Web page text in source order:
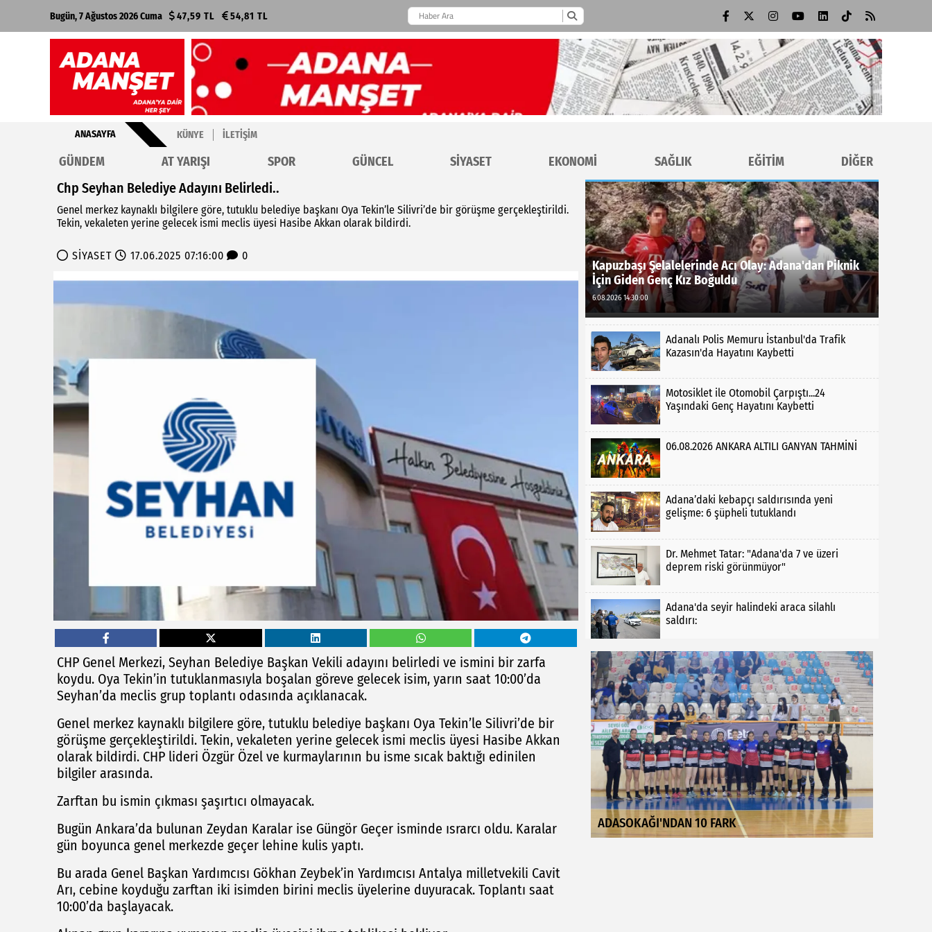
Bugün, 7 Ağustos 2026 Cuma 47,59 TL 54,81 TL
ANASAYFA KÜNYE İLETIŞIM
GÜNDEM AT YARIŞI SPOR GÜNCEL SİYASET EKONOMİ SAĞLIK EĞİTİM DİĞER
Chp Seyhan Belediye Adayını Belirledi..
Genel merkez kaynaklı bilgilere göre, tutuklu belediye başkanı Oya Tekin’le Silivri’de bir görüşme gerçekleştirildi.
Tekin, vekaleten yerine gelecek ismi meclis üyesi Hasibe Akkan olarak bildirdi.
SİYASET 17.06.2025 07:16:00 0
CHP Genel Merkezi, Seyhan Belediye Başkan Vekili adayını belirledi ve ismini bir zarfa
koydu. Oya Tekin’in tutuklanmasıyla boşalan göreve gelecek isim, yarın saat 10:00’da
Seyhan’da meclis grup toplantı odasında açıklanacak.
Genel merkez kaynaklı bilgilere göre, tutuklu belediye başkanı Oya Tekin’le Silivri’de bir
görüşme gerçekleştirildi. Tekin, vekaleten yerine gelecek ismi meclis üyesi Hasibe Akkan
olarak bildirdi. CHP lideri Özgür Özel ve kurmaylarının bu isme sıcak baktığı edinilen
bilgiler arasında.
Zarftan bu ismin çıkması şaşırtıcı olmayacak.
Bugün Ankara’da bulunan Zeydan Karalar ise Güngör Geçer isminde ısrarcı oldu. Karalar
gün boyunca genel merkezde geçer lehine kulis yaptı.
Bu arada Genel Başkan Yardımcısı Gökhan Zeybek’in Yardımcısı Antalya milletvekili Cavit
Arı, cebine koyduğu zarftan iki isimden birini meclis üyelerine duyuracak. Toplantı saat
10:00’da başlayacak.
Kapuzbaşı Şelalelerinde Acı Olay: Adana'dan Piknik
İçin Giden Genç Kız Boğuldu
6.08.2026 14:30:00
Adanalı Polis Memuru İstanbul'da Trafik
Kazasın'da Hayatını Kaybetti
Motosiklet ile Otomobil Çarpıştı...24
Yaşındaki Genç Hayatını Kaybetti
06.08.2026 ANKARA ALTILI GANYAN TAHMİNİ
Adana’daki kebapçı saldırısında yeni
gelişme: 6 şüpheli tutuklandı
Dr. Mehmet Tatar: "Adana'da 7 ve üzeri
deprem riski görünmüyor"
Adana'da seyir halindeki araca silahlı
saldırı:
ADASOKAĞI'NDAN 10 FARK